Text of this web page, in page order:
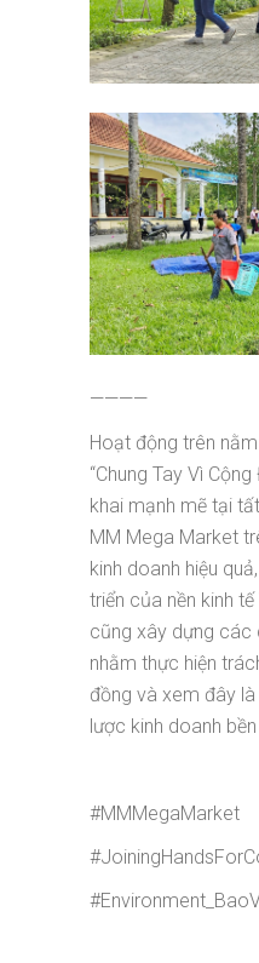
————
Hoạt động trên
“Chung Tay Vì
khai mạnh mẽ tại
MM Mega Market
kinh doanh hiệu
triển của nền kinh
cũng xây dựng các
nhằm thực hiện
đồng và xem đây
lược kinh doanh bền
#MMMegaMarket